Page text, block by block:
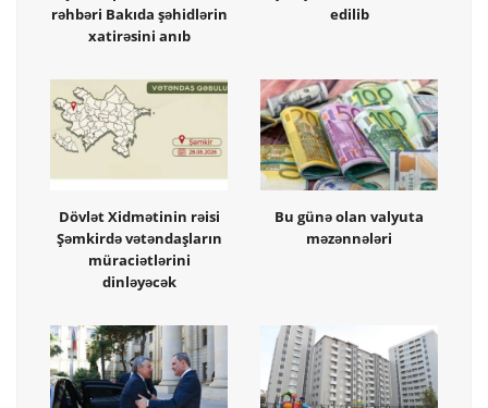
rəhbəri Bakıda şəhidlərin
xatirəsini anıb
edilib
Dövlət Xidmətinin rəisi
Şəmkirdə vətəndaşların
müraciətlərini
dinləyəcək
Bu günə olan valyuta
məzənnələri